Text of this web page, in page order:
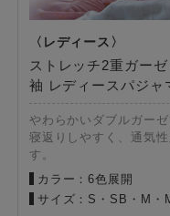
ストレッチ2重ガー
袖 レディースパジャ
やわらかいダブルガー
寝返りしやすく、通気
す。
カラー：6色展開
サイズ：S・SB・M・